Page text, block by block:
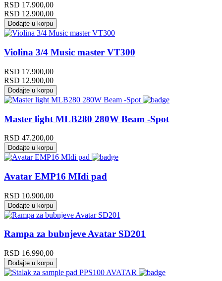
RSD 17.900,00
RSD 12.900,00
Dodajte u korpu
Violina 3/4 Music master VT300
RSD 17.900,00
RSD 12.900,00
Dodajte u korpu
Master light MLB280 280W Beam -Spot
RSD 47.200,00
Dodajte u korpu
Avatar EMP16 MIdi pad
RSD 10.900,00
Dodajte u korpu
Rampa za bubnjeve Avatar SD201
RSD 16.990,00
Dodajte u korpu